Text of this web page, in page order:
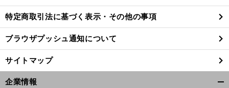
特定商取引法に基づく表示・その他の事項
ブラウザプッシュ通知について
サイトマップ
企業情報